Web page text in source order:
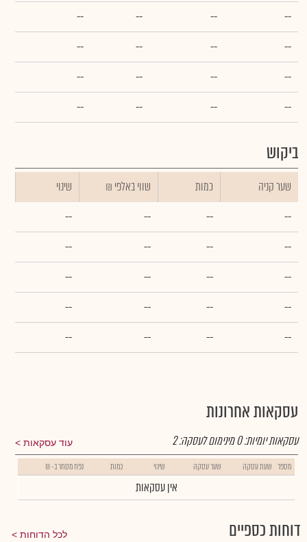
--
--
--
--
--
--
--
--
--
--
--
--
--
--
--
--
ביקוש
שער קניה כמות ₪ שווי באלפי
שינוי
--
--
--
--
--
--
--
--
--
--
--
--
--
--
--
--
--
--
--
--
עסקאות אחרונות
עוד עסקאות עסקאות יומיות:0מינימום לעסקה:2
מספר שעת עסקה שער עסקה שינוי כמות נפח מסחר ב- ₪
אין עסקאות
דוחות כספיים לכל הדוחות